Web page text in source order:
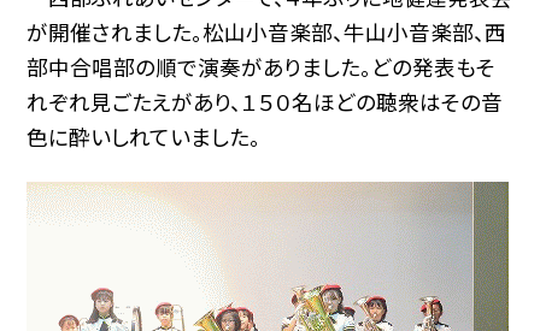
が開催されました。松山小音楽部、牛山小音楽部、西
部中合唱部の順で演奏がありました。どの発表もそ
れぞれ見ごたえがあり、１５０名ほどの聴衆はその音
色に酔いしれていました。